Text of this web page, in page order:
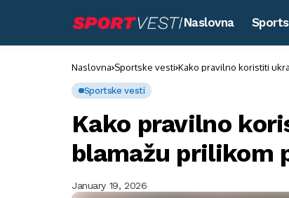
Naslovna
Naslovna Sportske vesti Kako pravilno koristiti
Sportske vesti
Kako pravilno
blamažu prilikom
January 19, 2026